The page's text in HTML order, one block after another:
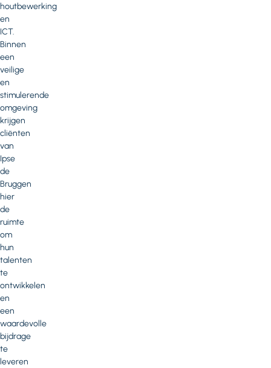
houtbewerking
en
ICT.
Binnen
een
veilige
en
stimulerende
omgeving
krijgen
cliënten
van
Ipse
de
Bruggen
hier
de
ruimte
om
hun
talenten
te
ontwikkelen
en
een
waardevolle
bijdrage
te
leveren